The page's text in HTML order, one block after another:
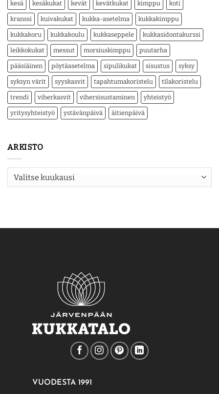
kesä kesäkukat kevät kevätkukat kimppu koti
kranssi kuivakukat kukka-asetelma kukkakimppu
kukkakoru kukkakoulu kukkaseppele kukkasidontakurssi
leikkokukat messut morsiuskimppu puutarha
pääsiäinen pöytäasetelma sipulikukat sisustus syksy
syksyn värit syyskasvit tapahtumakoristelu tilakoristelu
trendi viherkasvit vihersisustaminen yhteistyö
yritysyhteistyö ystävänpäivä äitienpäivä
ARKISTO
Arkisto
VUODESTA 1991